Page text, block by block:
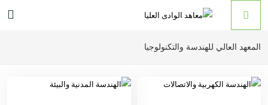
المعهد العالي للهندسة والتكنولوجيا